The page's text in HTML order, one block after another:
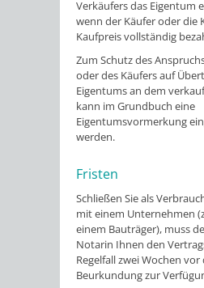
Verkäufers das Eigentum
wenn der Käufer oder die
Kaufpreis vollständig
Zum Schutz des
oder des Käufers auf
Eigentums an dem
kann im Grundbuch eine
Eigentumsvormerkung
werden.
Fristen
Schließen Sie als
mit einem Unternehmen
einem Bauträger), muss
Notarin Ihnen den
Regelfall zwei Wochen vor
Beurkundung zur